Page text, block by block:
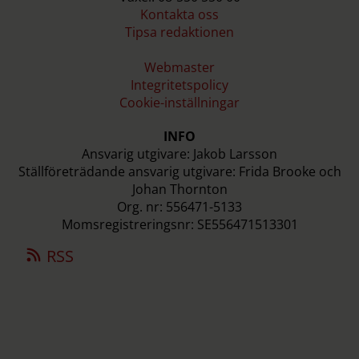
Kontakta oss
Tipsa redaktionen
Webmaster
Integritetspolicy
Cookie-inställningar
INFO
Ansvarig utgivare: Jakob Larsson
Ställföreträdande ansvarig utgivare: Frida Brooke och
Johan Thornton
Org. nr: 556471-5133
Momsregistreringsnr: SE556471513301
RSS